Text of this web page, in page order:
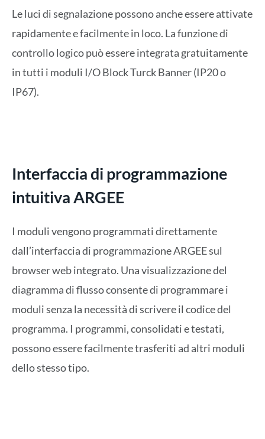
Le luci di segnalazione possono anche essere attivate
rapidamente e facilmente in loco. La funzione di
controllo logico può essere integrata gratuitamente
in tutti i moduli I/O Block Turck Banner (IP20 o
IP67).
Interfaccia di programmazione
intuitiva ARGEE
I moduli vengono programmati direttamente
dall’interfaccia di programmazione ARGEE sul
browser web integrato. Una visualizzazione del
diagramma di flusso consente di programmare i
moduli senza la necessità di scrivere il codice del
programma. I programmi, consolidati e testati,
possono essere facilmente trasferiti ad altri moduli
dello stesso tipo.